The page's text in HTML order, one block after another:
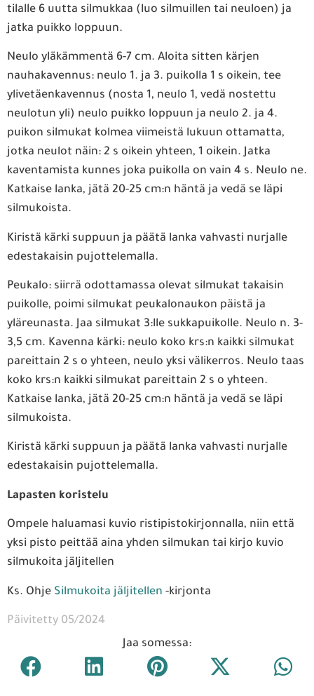
tilalle 6 uutta silmukkaa (luo silmuillen tai neuloen) ja
jatka puikko loppuun.
Neulo yläkämmentä 6-7 cm. Aloita sitten kärjen
nauhakavennus: neulo 1. ja 3. puikolla 1 s oikein, tee
ylivetäenkavennus (nosta 1, neulo 1, vedä nostettu
neulotun yli) neulo puikko loppuun ja neulo 2. ja 4.
puikon silmukat kolmea viimeistä lukuun ottamatta,
jotka neulot näin: 2 s oikein yhteen, 1 oikein. Jatka
kaventamista kunnes joka puikolla on vain 4 s. Neulo ne.
Katkaise lanka, jätä 20-25 cm:n häntä ja vedä se läpi
silmukoista.
Kiristä kärki suppuun ja päätä lanka vahvasti nurjalle
edestakaisin pujottelemalla.
Peukalo: siirrä odottamassa olevat silmukat takaisin
puikolle, poimi silmukat peukalonaukon päistä ja
yläreunasta. Jaa silmukat 3:lle sukkapuikolle. Neulo n. 3-
3,5 cm. Kavenna kärki: neulo koko krs:n kaikki silmukat
pareittain 2 s o yhteen, neulo yksi välikerros. Neulo taas
koko krs:n kaikki silmukat pareittain 2 s o yhteen.
Katkaise lanka, jätä 20-25 cm:n häntä ja vedä se läpi
silmukoista.
Kiristä kärki suppuun ja päätä lanka vahvasti nurjalle
edestakaisin pujottelemalla.
Lapasten koristelu
Ompele haluamasi kuvio ristipistokirjonnalla, niin että
yksi pisto peittää aina yhden silmukan tai kirjo kuvio
silmukoita jäljitellen
Ks. Ohje Silmukoita jäljitellen -kirjonta
Päivitetty 05/2024
Jaa somessa: